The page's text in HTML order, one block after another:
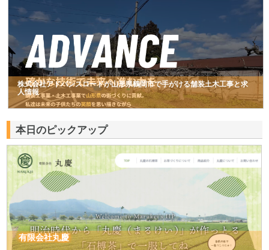
株式会社アドバンスロードが山形県鶴岡市で手がける舗装土木工事と求
人情報
本日のピックアップ
有限会社丸慶